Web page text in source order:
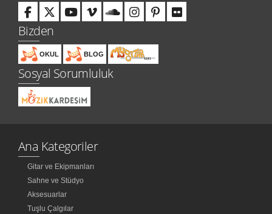
Bizden
OKUL BLOG
Sosyal Sorumluluk
Ana Kategoriler
Gitar ve Ekipmanları
Sahne ve Stüdyo
Aksesuarlar
Tuşlu Çalgılar